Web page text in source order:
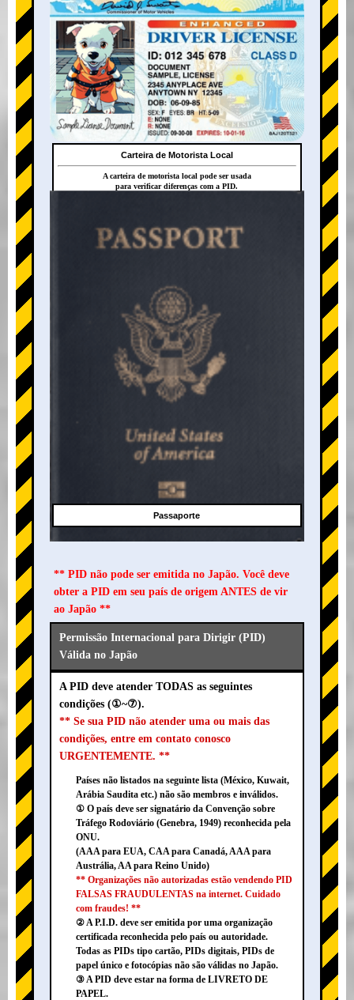
+
Carteira de Motorista Local
A carteira de motorista local pode ser usada
para verificar diferenças com a PID.
Passaporte
** PID não pode ser emitida no Japão. Você deve
obter a PID em seu país de origem ANTES de vir
ao Japão **
Permissão Internacional para Dirigir (PID)
Válida no Japão
A PID deve atender TODAS as seguintes
condições (①~⑦).
** Se sua PID não atender uma ou mais das
condições, entre em contato conosco
URGENTEMENTE. **
Países não listados na seguinte lista (México, Kuwait,
Arábia Saudita etc.) não são membros e inválidos.
① O país deve ser signatário da Convenção sobre
Tráfego Rodoviário (Genebra, 1949) reconhecida pela
ONU.
(AAA para EUA, CAA para Canadá, AAA para
Austrália, AA para Reino Unido)
** Organizações não autorizadas estão vendendo PID
FALSAS FRAUDULENTAS na internet. Cuidado
com fraudes! **
② A P.I.D. deve ser emitida por uma organização
certificada reconhecida pelo país ou autoridade.
Todas as PIDs tipo cartão, PIDs digitais, PIDs de
papel único e fotocópias não são válidas no Japão.
③ A PID deve estar na forma de LIVRETO DE
PAPEL.